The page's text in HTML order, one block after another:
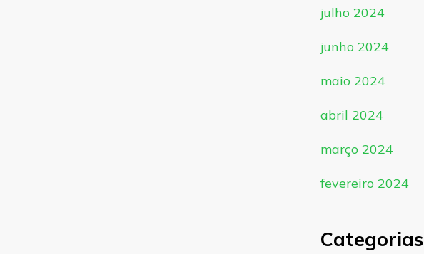
julho 2024
junho 2024
maio 2024
abril 2024
março 2024
fevereiro 2024
Categorias